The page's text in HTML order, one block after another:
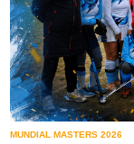
MUNDIAL MASTERS 2026